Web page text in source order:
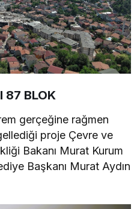
87 BLOK
gerçeğine rağmen
proje Çevre ve
Bakanı Murat Kurum
Başkanı Murat Aydın